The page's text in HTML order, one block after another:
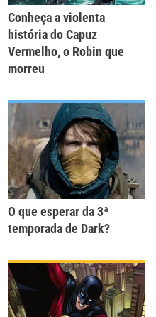
Conheça a violenta
história do Capuz
Vermelho, o Robin que
morreu
O que esperar da 3ª
temporada de Dark?